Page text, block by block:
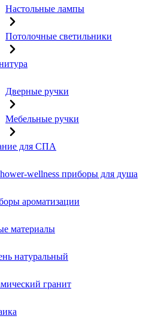
Настольные лампы
Потолочные светильники
Дверные ручки
Мебельные ручки
для СПА
wellness приборы для душа
ароматизации
материалы
натуральный
гранит